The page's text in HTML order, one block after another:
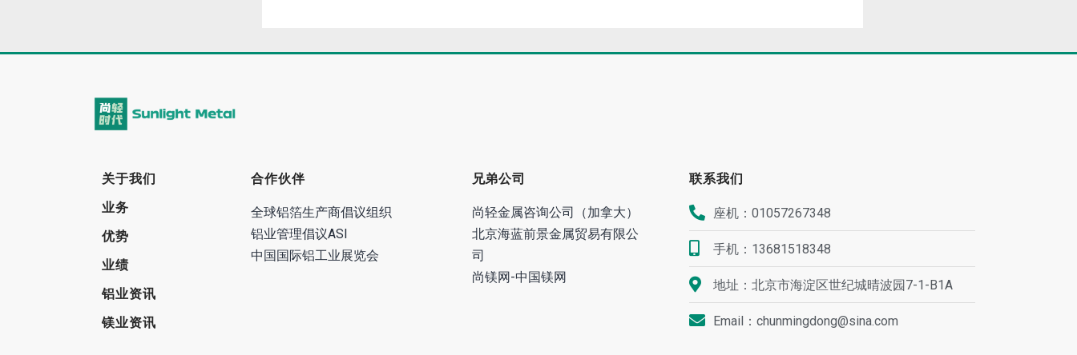
关于我们
业务
优势
业绩
铝业资讯
镁业资讯
合作伙伴
全球铝箔生产商倡议组织
铝业管理倡议ASI
中国国际铝工业展览会
兄弟公司
尚轻金属咨询公司（加拿大）
北京海蓝前景金属贸易有限公
司
尚镁网-中国镁网
联系我们
座机：01057267348
手机：13681518348
地址：北京市海淀区世纪城晴波园7-1-B1A
Email：chunmingdong@sina.com